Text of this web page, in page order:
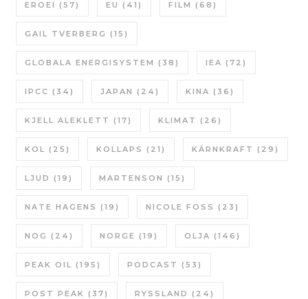
EROEI (57) EU (41) FILM (68)
GAIL TVERBERG (15)
GLOBALA ENERGISYSTEM (38) IEA (72)
IPCC (34) JAPAN (24) KINA (36)
KJELL ALEKLETT (17) KLIMAT (26)
KOL (25) KOLLAPS (21) KÄRNKRAFT (29)
LJUD (19) MARTENSON (15)
NATE HAGENS (19) NICOLE FOSS (23)
NOG (24) NORGE (19) OLJA (146)
PEAK OIL (195) PODCAST (53)
POST PEAK (37) RYSSLAND (24)